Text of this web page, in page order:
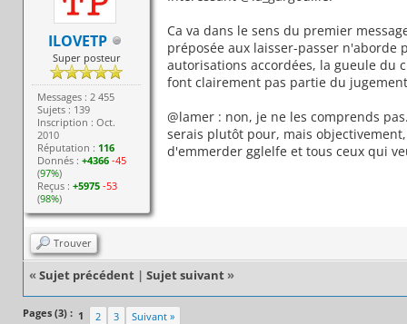
ILOVETP
Super posteur
Messages : 2 455
Sujets : 139
Inscription : Oct.
2010
Réputation : 116
Donnés :+4366 -45
(97%)
Reçus :+5975 -53
(98%)
Ca va dans le sens du premier
préposée aux laisser-passer n'aborde
autorisations accordées, la gueule du
font clairement pas partie du
@lamer : non, je ne les comprends
serais plutôt pour, mais
d'emmerder gglelfe et tous ceux qui
Trouver
« Sujet précédent | Sujet suivant »
Pages (3) : 1 2 3 Suivant »